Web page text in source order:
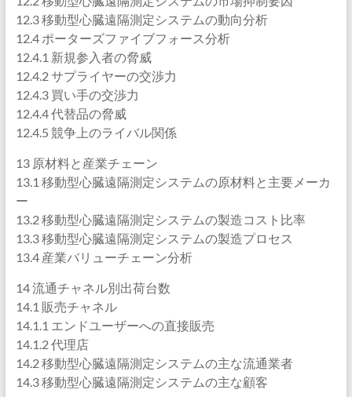
12.3 移動型心臓遠隔測定システムの動向分析
12.4 ポーターズファイブフォース分析
12.4.1 新規参入者の脅威
12.4.2 サプライヤーの交渉力
12.4.3 買い手の交渉力
12.4.4 代替品の脅威
12.4.5 競争上のライバル関係
13 原材料と産業チェーン
13.1 移動型心臓遠隔測定システムの原材料と主要メーカ
ー
13.2 移動型心臓遠隔測定システムの製造コスト比率
13.3 移動型心臓遠隔測定システムの製造プロセス
13.4 産業バリューチェーン分析
14 流通チャネル別出荷台数
14.1 販売チャネル
14.1.1 エンドユーザーへの直接販売
14.1.2 代理店
14.2 移動型心臓遠隔測定システムの主な流通業者
14.3 移動型心臓遠隔測定システムの主な顧客